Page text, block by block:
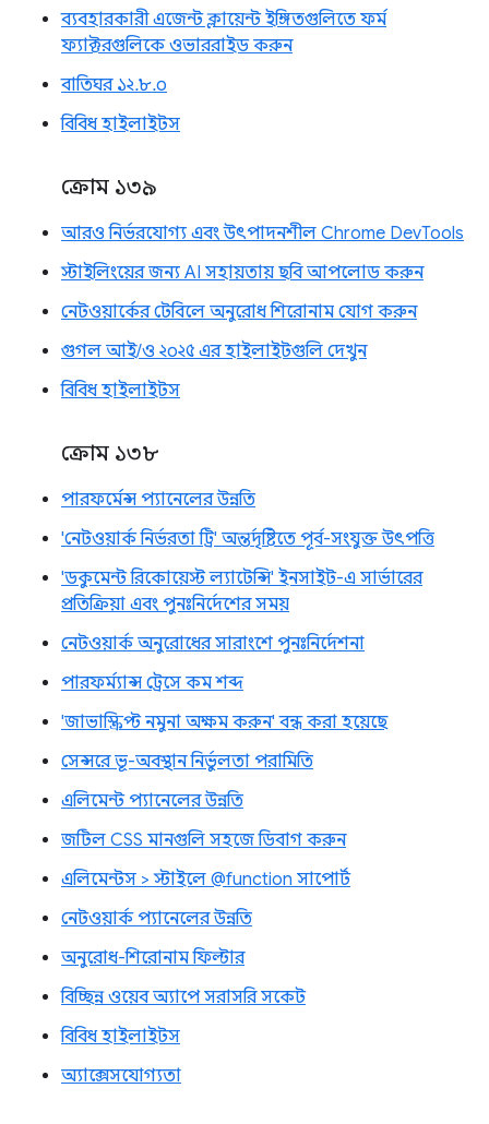
ব্যবহারকারী এজেন্ট ক্লায়েন্ট ইঙ্গিতগুলিতে ফর্ম
ফ্যাক্টরগুলিকে ওভাররাইড করুন
বাতিঘর ১২.৮.০
বিবিধ হাইলাইটস
ক্রোম ১৩৯
আরও নির্ভরযোগ্য এবং উৎপাদনশীল Chrome DevTools
স্টাইলিংয়ের জন্য AI সহায়তায় ছবি আপলোড করুন
নেটওয়ার্কের টেবিলে অনুরোধ শিরোনাম যোগ করুন
গুগল আই/ও ২০২৫ এর হাইলাইটগুলি দেখুন
বিবিধ হাইলাইটস
ক্রোম ১৩৮
পারফর্মেন্স প্যানেলের উন্নতি
'নেটওয়ার্ক নির্ভরতা ট্রি' অন্তর্দৃষ্টিতে পূর্ব-সংযুক্ত উৎপত্তি
'ডকুমেন্ট রিকোয়েস্ট ল্যাটেন্সি' ইনসাইট-এ সার্ভারের
প্রতিক্রিয়া এবং পুনঃনির্দেশের সময়
নেটওয়ার্ক অনুরোধের সারাংশে পুনঃনির্দেশনা
পারফর্ম্যান্স ট্রেসে কম শব্দ
'জাভাস্ক্রিপ্ট নমুনা অক্ষম করুন' বন্ধ করা হয়েছে
সেন্সরে ভূ-অবস্থান নির্ভুলতা পরামিতি
এলিমেন্ট প্যানেলের উন্নতি
জটিল CSS মানগুলি সহজে ডিবাগ করুন
এলিমেন্টস > স্টাইলে @function সাপোর্ট
নেটওয়ার্ক প্যানেলের উন্নতি
অনুরোধ-শিরোনাম ফিল্টার
বিচ্ছিন্ন ওয়েব অ্যাপে সরাসরি সকেট
বিবিধ হাইলাইটস
অ্যাক্সেসযোগ্যতা